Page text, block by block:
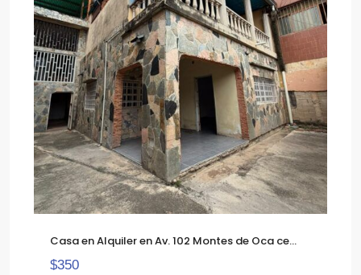
Casa en Alquiler en Av. 102 Montes de Oca ce...
$350